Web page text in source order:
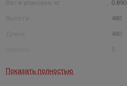
Вес в упаковке, кг 0.890
Высота 480
480
5
Показать полностью